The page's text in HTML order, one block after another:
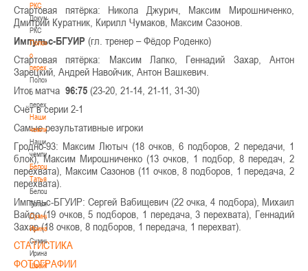
РКС
Документы
РКС
Положение
о
переходах
Положение
о
переходах
Наши
чемпионы
Наши
чемпионы
Белошапко
Татьяна
Белошапко
Татьяна
Сумникова
Ирина
Сумникова
Ирина
Швайбович
Стартовая пятёрка: Никола Джурич, Максим Мирошниченко,
Дмитрий Куратник, Кирилл Чумаков, Максим Сазонов.
Импульс-БГУИР (гл. тренер – Фёдор Роденко)
Стартовая пятёрка: Максим Лапко, Геннадий Захар, Антон
Зарецкий, Андрей Навойчик, Антон Вашкевич.
Итог матча 96:75 (23-20, 21-14, 21-11, 31-30)
Счёт в серии 2-1
Самые результативные игроки
Гродно-93: Максим Лютыч (18 очков, 6 подборов, 2 передачи, 1
блок), Максим Мирошниченко (13 очков, 1 подбор, 8 передач, 2
перехвата), Максим Сазонов (11 очков, 8 подборов, 1 передача, 2
перехвата).
Импульс-БГУИР: Сергей Вабищевич (22 очка, 4 подбора), Михаил
Вайдо (19 очков, 5 подборов, 1 передача, 3 перехвата), Геннадий
Захар (18 очков, 8 подборов, 1 передача, 1 перехват).
СТАТИСТИКА
ФОТОГРАФИИ